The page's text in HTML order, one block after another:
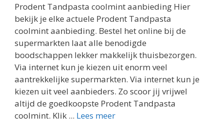
Prodent Tandpasta coolmint aanbieding Hier
bekijk je elke actuele Prodent Tandpasta
coolmint aanbieding. Bestel het online bij de
supermarkten laat alle benodigde
boodschappen lekker makkelijk thuisbezorgen.
Via internet kun je kiezen uit enorm veel
aantrekkelijke supermarkten. Via internet kun je
kiezen uit veel aanbieders. Zo scoor jij vrijwel
altijd de goedkoopste Prodent Tandpasta
coolmint. Klik ... Lees meer